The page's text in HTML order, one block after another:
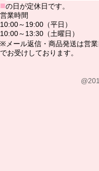
■の日が定休日です。
営業時間
10:00～19:00（平日）
10:00～13:30（土曜日）
※メール返信・商品発送は営
でお受けしております。